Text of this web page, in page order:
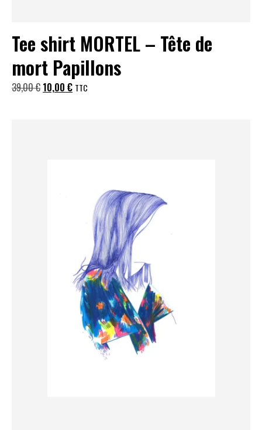
Tee shirt MORTEL – Tête de
mort Papillons
39,00€ Le
10,00 €LeTTC